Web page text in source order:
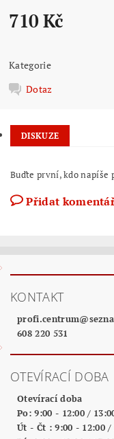
710 Kč
Kategorie
Dotaz
DISKUZE
Buďte první, kdo napíše
Přidat
KONTAKT
profi.centrum@
608 220 531
OTEVÍRACÍ DOBA
Otevírací doba
Po: 9:00 - 12:00 /
Út - Čt : 9:00 - 12:00 /